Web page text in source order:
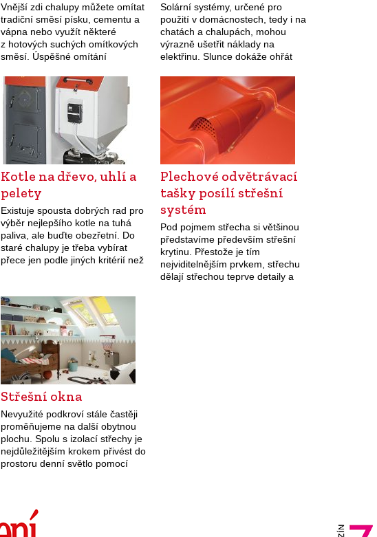
Vnější zdi chalupy můžete omítat
tradiční směsí písku, cementu a
vápna nebo využít některé
z hotových suchých omítkových
směsí. Úspěšné omítání
naučit. Chalupáři často řeší
omítání vnějších zdí při
různých…
Solární systémy, určené pro
použití v domácnostech, tedy i na
chatách a chalupách, mohou
výrazně ušetřit náklady na
elektřinu. Slunce dokáže ohřát
pro ohřev vody, topení či svícení
tvoří solární…
Kotle na dřevo, uhlí a
pelety
Existuje spousta dobrých rad pro
výběr nejlepšího kotle na tuhá
paliva, ale buďte obezřetní. Do
staré chalupy je třeba vybírat
přece jen podle jiných kritérií než
kvalitně zateplené domy…
Plechové odvětrávací
tašky posílí střešní
systém
Pod pojmem střecha si většinou
představíme především střešní
krytinu. Přestože je tím
nejviditelnějším prvkem, střechu
dělají střechou teprve detaily a
Střešní okna
Nevyužité podkroví stále častěji
proměňujeme na další obytnou
plochu. Spolu s izolací střechy je
nejdůležitějším krokem přivést do
prostoru denní světlo pomocí